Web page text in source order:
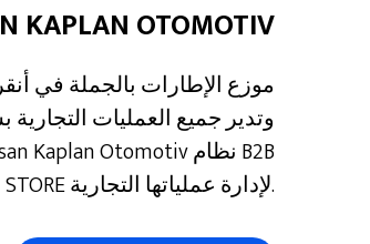
KAPLAN OTOMOTIV
STORE لإدارة عملياتها التجارية.